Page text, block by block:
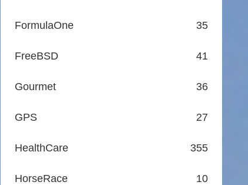
FormulaOne 35
FreeBSD 41
Gourmet 36
GPS 27
HealthCare 355
HorseRace 10